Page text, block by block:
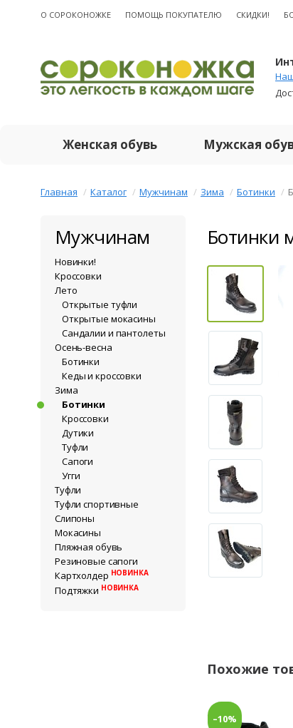
О CОРОКОНОЖКЕ ПОМОЩЬ ПОКУПАТЕЛЮ СКИДКИ!
Женская обувь Мужская
Главная Каталог Мужчинам Зима Ботинки
Мужчинам
Новинки!
Кроссовки
Лето
Открытые туфли
Открытые мокасины
Сандалии и пантолеты
Осень-весна
Ботинки
Кеды и кроссовки
Зима
Ботинки
Кроссовки
Дутики
Туфли
Сапоги
Угги
Туфли
Туфли спортивные
Слипоны
Мокасины
Пляжная обувь
Резиновые сапоги
Картхолдер НОВИНКА
Подтяжки НОВИНКА
Ботинки
Похожие
–10%